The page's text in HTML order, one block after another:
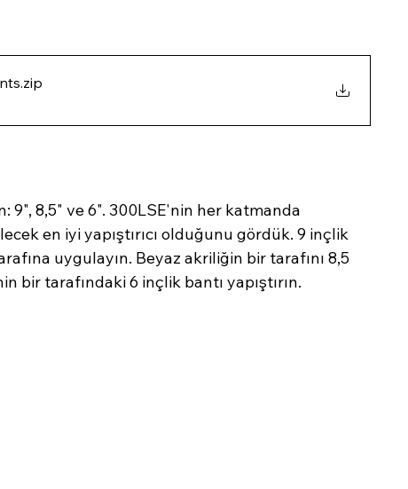
.zip
9", 8,5" ve 6". 300LSE'nin her katmanda
en iyi yapıştırıcı olduğunu gördük. 9 inçlik
uygulayın. Beyaz akriliğin bir tarafını 8,5
bir tarafındaki 6 inçlik bantı yapıştırın.